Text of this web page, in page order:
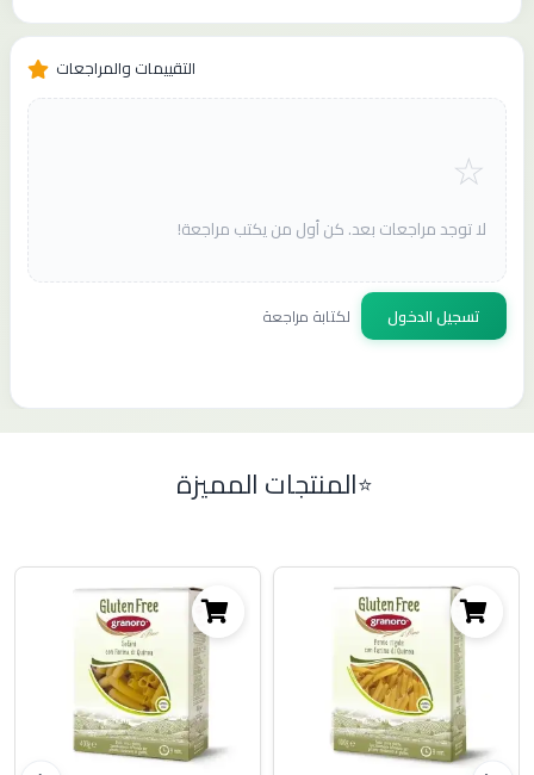
التقييمات والمراجعات
لا توجد مراجعات بعد. كن أول من يكتب مراجعة!
تسجيل الدخول لكتابة مراجعة
المنتجات المميزة